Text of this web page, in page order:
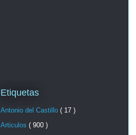
Etiquetas
Antonio del Castillo ( 17 )
Articulos ( 900 )